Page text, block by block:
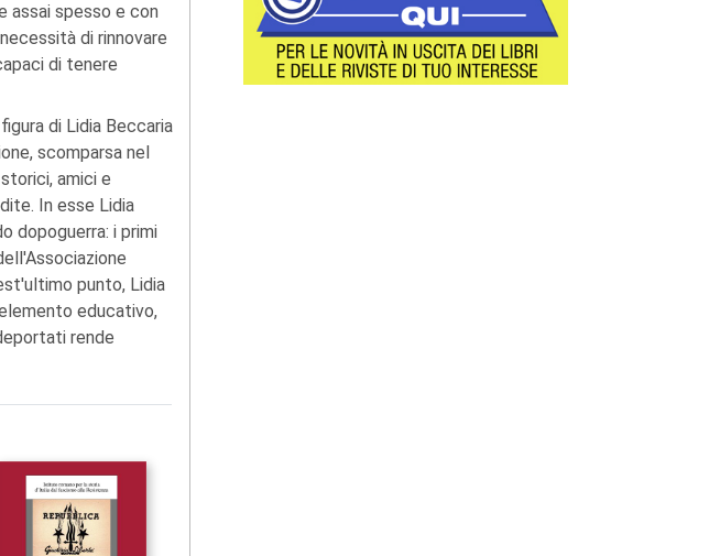
assai spesso e con
di rinnovare
di tenere
di Lidia Beccaria
scomparsa nel
amici e
In esse Lidia
dopoguerra: i primi
punto, Lidia
educativo,
rende